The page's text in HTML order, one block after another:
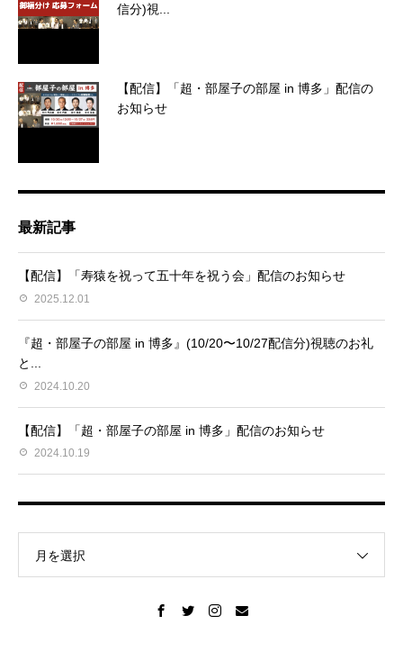
信分)視...
【配信】「超・部屋子の部屋 in 博多」配信の
お知らせ
最新記事
【配信】「寿猿を祝って五十年を祝う会」配信のお知らせ
2025.12.01
『超・部屋子の部屋 in 博多』(10/20〜10/27配信分)視聴のお礼
と...
2024.10.20
【配信】「超・部屋子の部屋 in 博多」配信のお知らせ
2024.10.19
月を選択